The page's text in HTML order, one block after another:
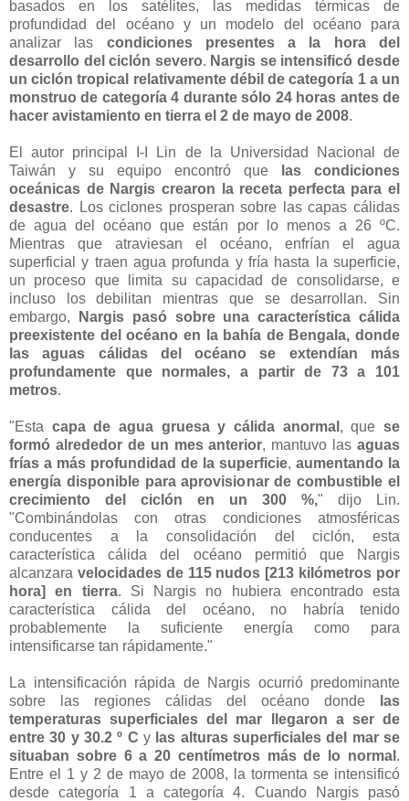
basados en los satélites, las medidas térmicas de
profundidad del océano y un modelo del océano para
analizar las condiciones presentes a la hora del
desarrollo del ciclón severo. Nargis se intensificó desde
un ciclón tropical relativamente débil de categoría 1 a un
monstruo de categoría 4 durante sólo 24 horas antes de
hacer avistamiento en tierra el 2 de mayo de 2008.
El autor principal I-I Lin de la Universidad Nacional de
Taiwán y su equipo encontró que
las condiciones
oceánicas de Nargis crearon la receta perfecta para el
desastre. Los ciclones prosperan sobre las capas cálidas
de agua del océano que están por lo menos a 26 ºC.
Mientras que atraviesan el océano, enfrían el agua
superficial y traen agua profunda y fría hasta la superficie,
un proceso que limita su capacidad de consolidarse, e
incluso los debilitan mientras que se desarrollan. Sin
embargo,
Nargis pasó sobre una característica cálida
preexistente del océano en la bahía de Bengala, donde
las aguas cálidas del océano se extendían más
profundamente que normales, a partir de 73 a 101
metros.
"Esta capa de agua gruesa y cálida anormal , quese
formó alrededor de un mes anterior, mantuvo las aguas
frías a más profundidad de la superficie, aumentando la
energía disponible para aprovisionar de combustible el
crecimiento del ciclón en un 300 %," dijo Lin.
"Combinándolas con otras condiciones atmosféricas
conducentes a la consolidación del ciclón, esta
característica cálida del océano permitió que Nargis
alcanzara velocidades de 115 nudos [213 kilómetros por
hora] en tierra. Si Nargis no hubiera encontrado esta
característica cálida del océano, no habría tenido
probablemente la suficiente energía como para
intensificarse tan rápidamente."
La intensificación rápida de Nargis ocurrió predominante
sobre las regiones cálidas del océano donde
las
temperaturas superficiales del mar llegaron a ser de
entre 30 y 30.2 º C y las alturas superficiales del mar se
situaban sobre 6 a 20 centímetros más de lo normal .
Entre el 1 y 2 de mayo de 2008, la tormenta se intensificó
desde categoría 1 a categoría 4. Cuando Nargis pasó